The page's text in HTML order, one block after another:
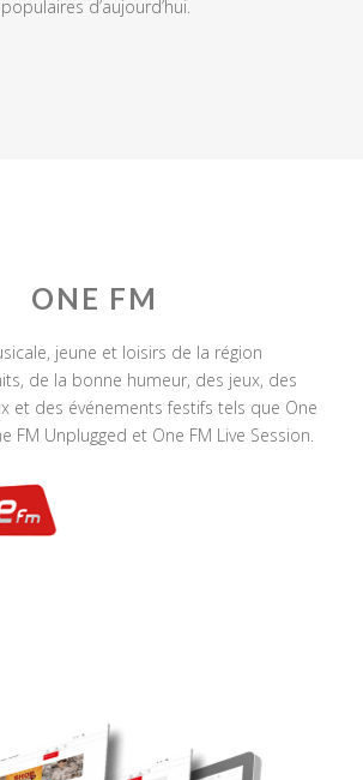
d’aujourd’hui.
ONE FM
jeune et loisirs de la région
de la bonne humeur, des jeux, des
et des événements festifs tels que One
FM Unplugged et One FM Live Session.